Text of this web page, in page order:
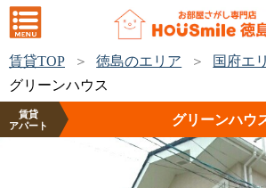
賃貸TOP 徳島のエリア
国府エ
グリーンハウス
賃貸
アパート
グリーンハウ